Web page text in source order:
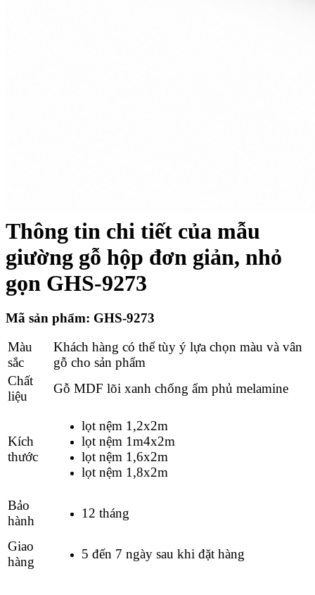
Thông tin chi tiết của mẫu
giường gỗ hộp đơn giản, nhỏ
gọn GHS-9273
Mã sản phẩm: GHS-9273
Màu
sắc
Khách hàng có thể tùy ý lựa chọn màu và vân
gỗ cho sản phẩm
Chất
liệu
Gỗ MDF lõi xanh chống ẩm phủ melamine
Kích
thước
lọt nệm 1,2x2m
lọt nệm 1m4x2m
lọt nệm 1,6x2m
lọt nệm 1,8x2m
Bảo
hành
12 tháng
Giao
hàng
5 đến 7 ngày sau khi đặt hàng